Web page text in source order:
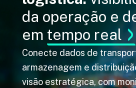
da operação e
em tempo real
Conecte dados de
armazenagem e
visão estratégica, com